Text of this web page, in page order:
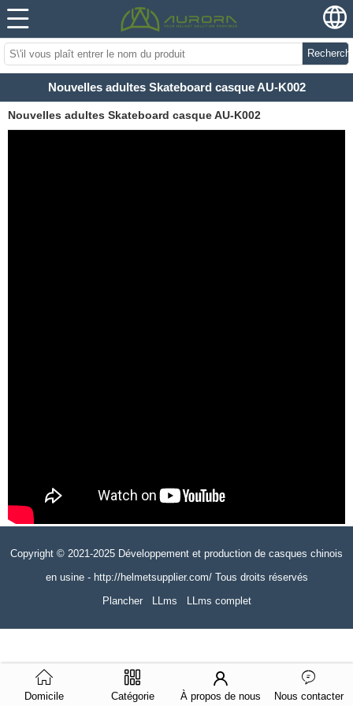
Nouvelles adultes Skateboard casque AU-K002
Nouvelles adultes Skateboard casque AU-K002
Copyright © 2021-2025 Développement et production de casques chinois
en usine - http://helmetsupplier.com/ Tous droits réservés
Plancher
LLms LLms complet
Domicile Catégorie À propos de nous Nous contacter